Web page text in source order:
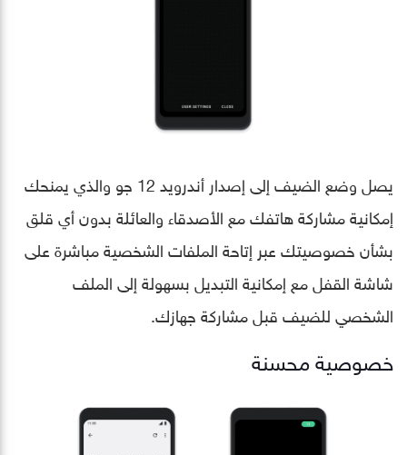
يصل وضع الضيف إلى إصدار أندرويد 12 جو والذي يمنحك
إمكانية مشاركة هاتفك مع الأصدقاء والعائلة بدون أي قلق
بشأن خصوصيتك عبر إتاحة الملفات الشخصية مباشرة على
شاشة القفل مع إمكانية التبديل بسهولة إلى الملف
الشخصي للضيف قبل مشاركة جهازك.
خصوصية محسنة